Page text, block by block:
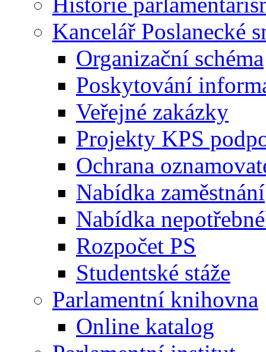
Kancelář Poslanecké
Organizační schéma
Poskytování
Veřejné zakázky
Projekty KPS
Ochrana
Nabídka zaměstnání
Nabídka
Rozpočet PS
Studentské stáže
Parlamentní knihovna
Online katalog